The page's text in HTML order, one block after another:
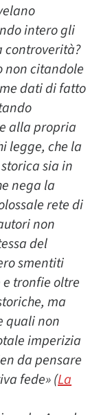
intero gli
controverità?
non citandole
dati di fatto
alla propria
legge, che la
sia in
nega la
rete di
non
del
smentiti
tronfie oltre
ma
quali non
imperizia
da pensare
fede» (La